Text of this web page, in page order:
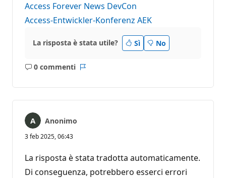
Access Forever News DevCon
Access-Entwickler-Konferenz AEK
La risposta è stata utile? Sì No
0 commenti
Nessun
Anonimo
3 feb 2025, 06:43
La risposta è stata tradotta automaticamente.
Di conseguenza, potrebbero esserci errori